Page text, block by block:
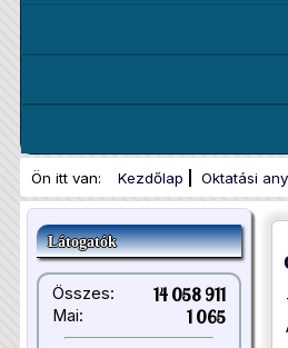
Ön itt van: Kezdőlap Oktatási
Látogatók
Összes: 14 058 911
Mai: 1 065